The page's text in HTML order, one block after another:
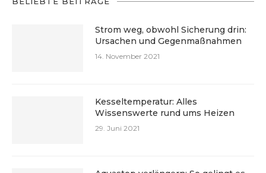
Strom weg, obwohl Sicherung drin:
Ursachen und Gegenmaßnahmen
14. November 2021
Kesseltemperatur: Alles
Wissenswerte rund ums Heizen
29. Juni 2021